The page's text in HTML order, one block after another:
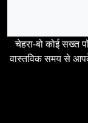
चेहरा-बो कोई सख्त
वास्तविक समय से आपके